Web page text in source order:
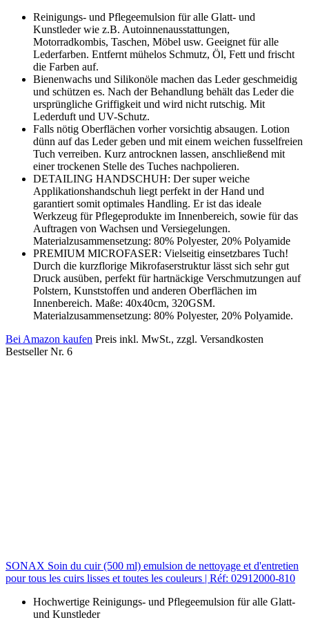
Reinigungs- und Pflegeemulsion für alle Glatt- und
Kunstleder wie z.B. Autoinnenausstattungen,
Motorradkombis, Taschen, Möbel usw. Geeignet für alle
Lederfarben. Entfernt mühelos Schmutz, Öl, Fett und frischt
die Farben auf.
Bienenwachs und Silikonöle machen das Leder geschmeidig
und schützen es. Nach der Behandlung behält das Leder die
ursprüngliche Griffigkeit und wird nicht rutschig. Mit
Lederduft und UV-Schutz.
Falls nötig Oberflächen vorher vorsichtig absaugen. Lotion
dünn auf das Leder geben und mit einem weichen fusselfreien
Tuch verreiben. Kurz antrocknen lassen, anschließend mit
einer trockenen Stelle des Tuches nachpolieren.
DETAILING HANDSCHUH: Der super weiche
Applikationshandschuh liegt perfekt in der Hand und
garantiert somit optimales Handling. Er ist das ideale
Werkzeug für Pflegeprodukte im Innenbereich, sowie für das
Auftragen von Wachsen und Versiegelungen.
Materialzusammensetzung: 80% Polyester, 20% Polyamide
PREMIUM MICROFASER: Vielseitig einsetzbares Tuch!
Durch die kurzflorige Mikrofaserstruktur lässt sich sehr gut
Druck ausüben, perfekt für hartnäckige Verschmutzungen auf
Polstern, Kunststoffen und anderen Oberflächen im
Innenbereich. Maße: 40x40cm, 320GSM.
Materialzusammensetzung: 80% Polyester, 20% Polyamide.
Bei Amazon kaufen Preis inkl. MwSt., zzgl. Versandkosten
Bestseller Nr. 6
SONAX Soin du cuir (500 ml) emulsion de nettoyage et d'entretien
pour tous les cuirs lisses et toutes les couleurs | Réf: 02912000-810
Hochwertige Reinigungs- und Pflegeemulsion für alle Glatt-
und Kunstleder